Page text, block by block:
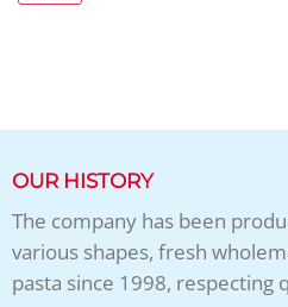
OUR HISTORY
The company has been
various shapes, fresh
pasta since 1998, respecting